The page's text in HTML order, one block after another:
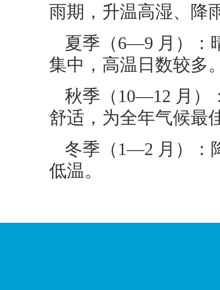
雨期，升温高湿、降
夏季（6—9 月）：
集中，高温日数较多
秋季（10—12 月）
舒适，为全年气候最
冬季（1—2 月）：
低温。